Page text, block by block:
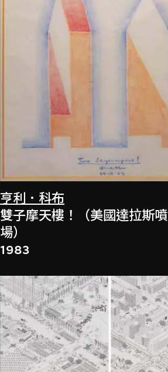
亨利．科布
雙子摩天樓！（美國達拉斯
場）
1983